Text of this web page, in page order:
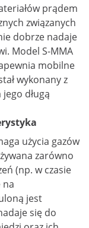
prądem
związanych
dobrze nadaje
Model S-MMA
mobilne
wykonany z
długą
użycia gazów
zarówno
(np. w czasie
na
jest
się do